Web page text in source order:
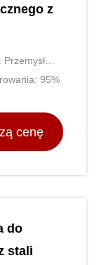
z
Wydajność parowania: 95%
cenę
do
stali